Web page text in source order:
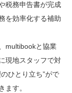
税務申告書が完成
を効率化する補助
multibookと協業
現地スタッフで対
ひとり立ち”がで
ます。